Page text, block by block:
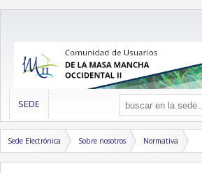
SEDE
Sede Electrónica Sobre nosotros Normativa